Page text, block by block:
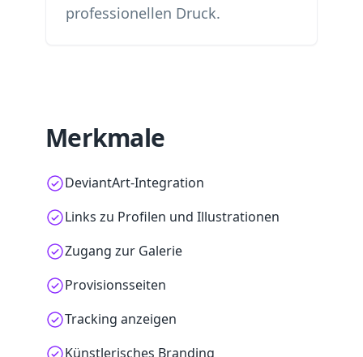
professionellen Druck.
Merkmale
DeviantArt-Integration
Links zu Profilen und Illustrationen
Zugang zur Galerie
Provisionsseiten
Tracking anzeigen
Künstlerisches Branding